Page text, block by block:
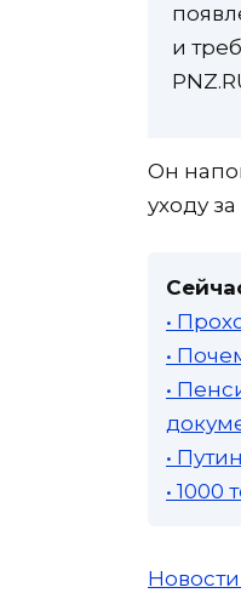
и
Он
уходу
•
•
•
•
• 1000